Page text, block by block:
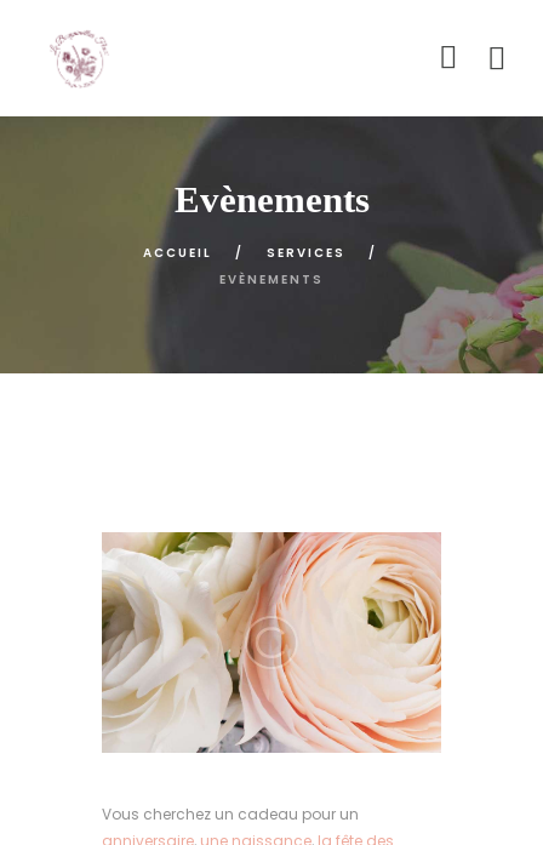
Evènements
ACCUEIL
SERVICES
EVÈNEMENTS
Vous cherchez un cadeau pour un